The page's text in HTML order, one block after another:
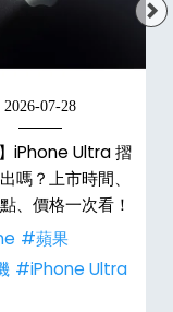
2026-07-28
】iPhone Ultra 摺
嗎？上市時間、
、價格一次看！
#蘋果
#iPhone Ultra